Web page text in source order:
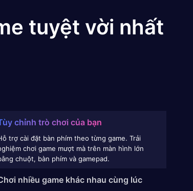
tuyệt vời nhất
chỉnh trò chơi của bạn
trợ cài đặt bàn phím theo từng game. Trải
chơi game mượt mà trên màn hình lớn
chuột, bàn phím và gamepad.
nhiều game khác nhau cùng lúc